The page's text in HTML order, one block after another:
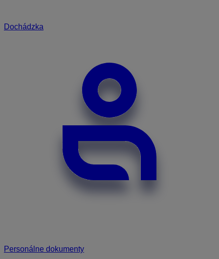
Dochádzka
Personálne dokumenty